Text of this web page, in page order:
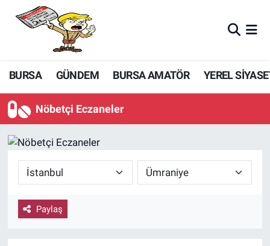
BURSA GÜNDEM BURSA AMATÖR YEREL
Nöbetçi Eczaneler
Paylaş